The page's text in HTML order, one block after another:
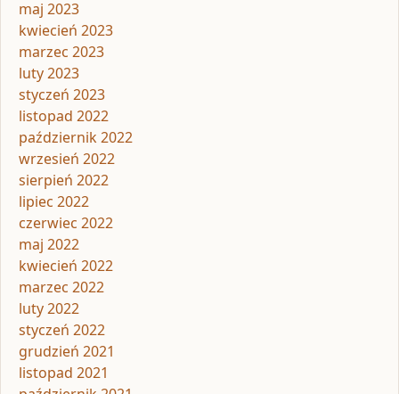
maj 2023
kwiecień 2023
marzec 2023
luty 2023
styczeń 2023
listopad 2022
październik 2022
wrzesień 2022
sierpień 2022
lipiec 2022
czerwiec 2022
maj 2022
kwiecień 2022
marzec 2022
luty 2022
styczeń 2022
grudzień 2021
listopad 2021